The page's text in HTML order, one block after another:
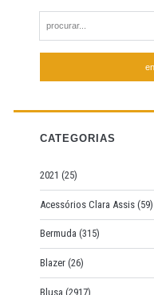
e
h
f
r
:
CATEGORIAS
2021 (25)
Acessórios Clara Assis (59)
Bermuda (315)
Blazer (26)
Blusa (2917)